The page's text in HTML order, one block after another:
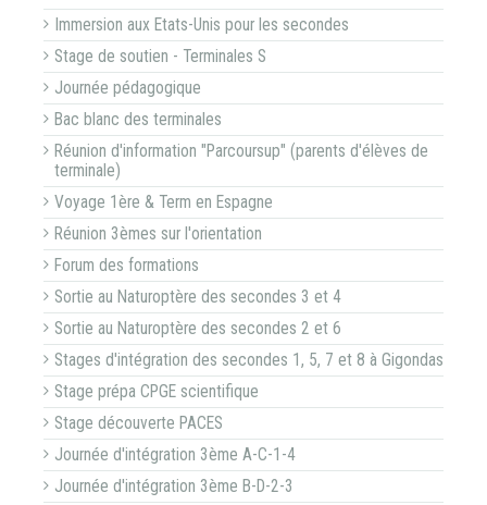
Immersion aux Etats-Unis pour les secondes
Stage de soutien - Terminales S
Journée pédagogique
Bac blanc des terminales
Réunion d'information "Parcoursup" (parents d'élèves de
terminale)
Voyage 1ère & Term en Espagne
Réunion 3èmes sur l'orientation
Forum des formations
Sortie au Naturoptère des secondes 3 et 4
Sortie au Naturoptère des secondes 2 et 6
Stages d'intégration des secondes 1, 5, 7 et 8 à Gigondas
Stage prépa CPGE scientifique
Stage découverte PACES
Journée d'intégration 3ème A-C-1-4
Journée d'intégration 3ème B-D-2-3